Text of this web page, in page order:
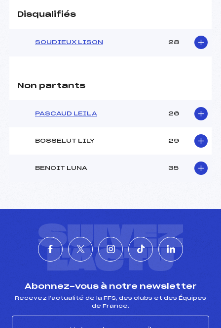
Catégorie :
Disqualifiés
SOUDIEUX LISON 28
Non partants
PASCAUD LEILA 26
BOSSELUT LILY 29
BENOIT LUNA 35
SUIVEZ
L'ACTU
Abonnez-vous à notre newsletter
Recevez l’actualité de la FFS, des clubs et des Équipes
de France.